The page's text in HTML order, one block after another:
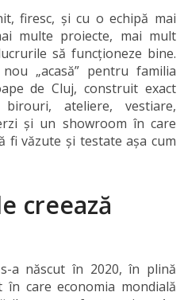
firesc, și cu o echipă mai
multe proiecte, mai mult
să funcționeze bine.
„acasă” pentru familia
de Cluj, construit exact
ateliere, vestiare,
și un showroom în care
fi văzute și testate așa cum
creează
a născut în 2020, în plină
care economia mondială